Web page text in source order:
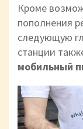
Кроме
пополнения
следующую
станции
мобильный